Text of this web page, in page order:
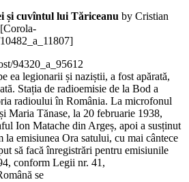
și cuvîntul lui Tăriceanu by Cristian
[Corola-
94320_a_95612
ea legionarii și naziștii, a fost apărată,
Stația de radioemisie de la Bod a
radioului în România. La microfonul
Maria Tănase, la 20 februarie 1938,
Ion Matache din Argeș, apoi a susținut
la emisiunea Ora satului, cu mai cântece
să facă înregistrări pentru emisiunile
conform Legii nr. 41,
se